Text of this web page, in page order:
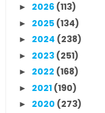
► 2026 (113)
► 2025 (134)
► 2024 (238)
► 2023 (251)
► 2022 (168)
► 2021 (190)
► 2020 (273)